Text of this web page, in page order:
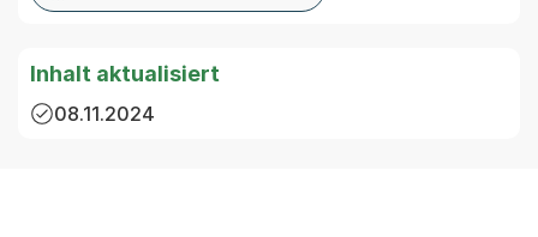
Inhalt aktualisiert
08.11.2024